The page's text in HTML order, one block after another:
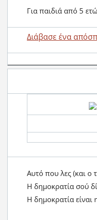
Για παιδιά από 5
Διάβασε ένα
Αυτό που λες (και ο
Η δημοκρατία σού
Η δημοκρατία